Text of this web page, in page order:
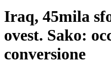
Iraq, 45mila
ovest. Sako:
conversione